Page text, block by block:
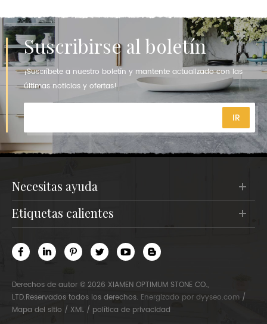
Suscribirse al boletín
¡Suscríbete a nuestro boletín y mantente actualizado con las
últimas noticias y ofertas!
necesitas ayuda
etiquetas calientes
Derechos de autor © 2026 XIAMEN OPTIMUM STONE CO.,
LTD.Reservados todos los derechos. Energizado por dyyseo.com /
Mapa del sitio / XML / política de privacidad